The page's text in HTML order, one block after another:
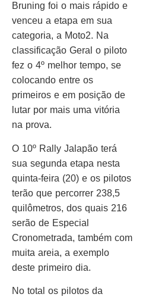
Bruning foi o mais rápido e
venceu a etapa em sua
categoria, a Moto2. Na
classificação Geral o piloto
fez o 4º melhor tempo, se
colocando entre os
primeiros e em posição de
lutar por mais uma vitória
na prova.
O 10º Rally Jalapão terá
sua segunda etapa nesta
quinta-feira (20) e os pilotos
terão que percorrer 238,5
quilômetros, dos quais 216
serão de Especial
Cronometrada, também com
muita areia, a exemplo
deste primeiro dia.
No total os pilotos da